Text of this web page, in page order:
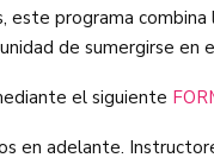
este programa
de sumergirse
el siguiente
en adelante.